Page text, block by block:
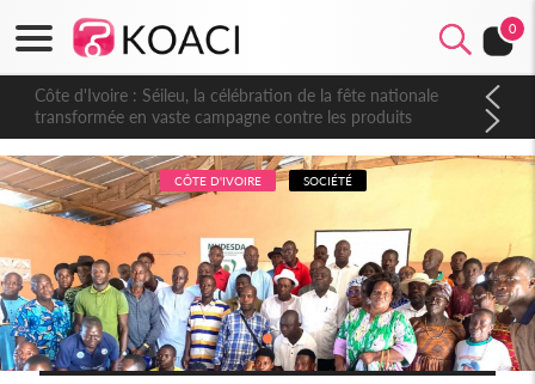
0
Côte d'Ivoire : Séileu, la célébration de la fête nationale
transformée en vaste campagne contre les produits
dépigmentants dangereux
CÔTE D'IVOIRE SOCIÉTÉ